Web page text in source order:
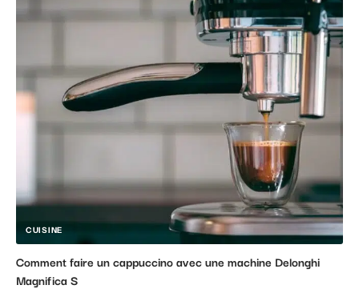
CUISINE
Comment faire un cappuccino avec une machine Delonghi
Magnifica S